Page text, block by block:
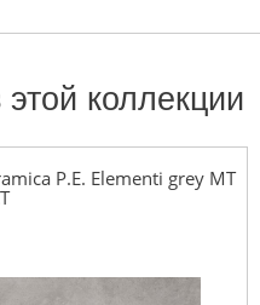
коллекции
P.E. Elementi grey MT